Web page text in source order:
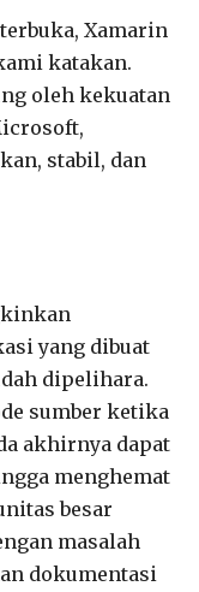
Xamarin
katakan.
oleh kekuatan
stabil, dan
yang dibuat
dipelihara.
sumber ketika
akhirnya dapat
menghemat
besar
masalah
dokumentasi